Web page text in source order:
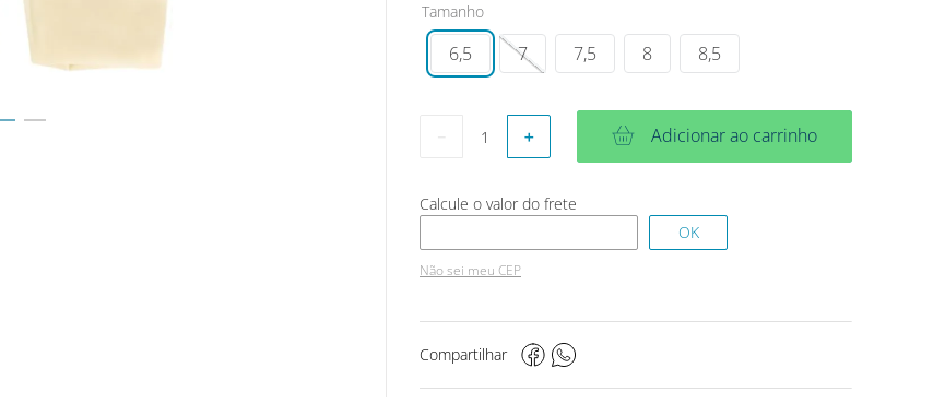
Tamanho
6,5 7 7,5 8 8,5
＋ Adicionar ao carrinho
Não sei meu CEP
Compartilhar